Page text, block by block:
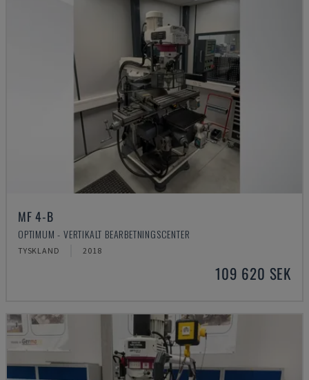
MF 4-B
OPTIMUM - VERTIKALT BEARBETNINGSCENTER
TYSKLAND 2018
109 620 SEK